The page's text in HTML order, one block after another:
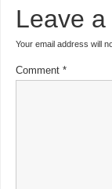
Leave
Your email address will
Comment *